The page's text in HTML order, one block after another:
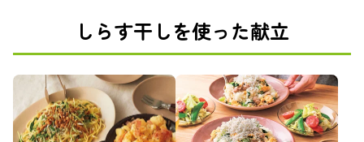
しらす干しを使った献立